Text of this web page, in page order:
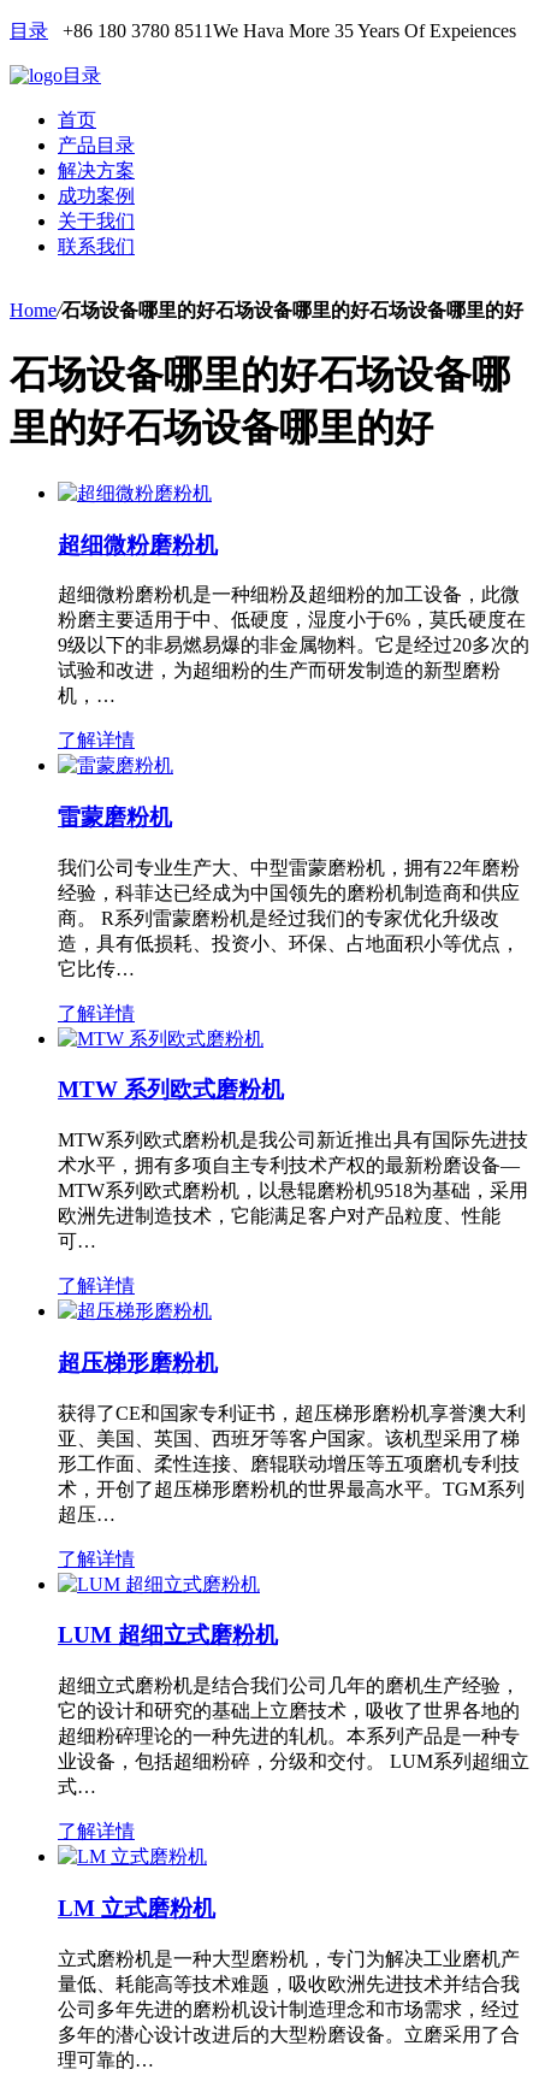
目录 +86 180 3780 8511We Hava More 35 Years Of Expeiences
目录
首页
产品目录
解决方案
成功案例
关于我们
联系我们
Home/石场设备哪里的好石场设备哪里的好石场设备哪里的好
石场设备哪里的好石场设备哪
里的好石场设备哪里的好
超细微粉磨粉机
超细微粉磨粉机是一种细粉及超细粉的加工设备，此微
粉磨主要适用于中、低硬度，湿度小于6%，莫氏硬度在
9级以下的非易燃易爆的非金属物料。它是经过20多次的
试验和改进，为超细粉的生产而研发制造的新型磨粉
机，…
了解详情
雷蒙磨粉机
我们公司专业生产大、中型雷蒙磨粉机，拥有22年磨粉
经验，科菲达已经成为中国领先的磨粉机制造商和供应
商。 R系列雷蒙磨粉机是经过我们的专家优化升级改
造，具有低损耗、投资小、环保、占地面积小等优点，
它比传…
了解详情
MTW 系列欧式磨粉机
MTW系列欧式磨粉机是我公司新近推出具有国际先进技
术水平，拥有多项自主专利技术产权的最新粉磨设备—
MTW系列欧式磨粉机，以悬辊磨粉机9518为基础，采用
欧洲先进制造技术，它能满足客户对产品粒度、性能
可…
了解详情
超压梯形磨粉机
获得了CE和国家专利证书，超压梯形磨粉机享誉澳大利
亚、美国、英国、西班牙等客户国家。该机型采用了梯
形工作面、柔性连接、磨辊联动增压等五项磨机专利技
术，开创了超压梯形磨粉机的世界最高水平。TGM系列
超压…
了解详情
LUM 超细立式磨粉机
超细立式磨粉机是结合我们公司几年的磨机生产经验，
它的设计和研究的基础上立磨技术，吸收了世界各地的
超细粉碎理论的一种先进的轧机。本系列产品是一种专
业设备，包括超细粉碎，分级和交付。 LUM系列超细立
式…
了解详情
LM 立式磨粉机
立式磨粉机是一种大型磨粉机，专门为解决工业磨机产
量低、耗能高等技术难题，吸收欧洲先进技术并结合我
公司多年先进的磨粉机设计制造理念和市场需求，经过
多年的潜心设计改进后的大型粉磨设备。立磨采用了合
理可靠的…